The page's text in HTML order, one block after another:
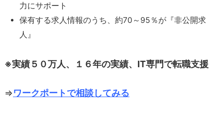
力にサポート
保有する求人情報のうち、約70～95％が『非公開求
人』
※実績５０万人、１６年の実績、IT専門で転職支援
⇒ワークポートで相談してみる